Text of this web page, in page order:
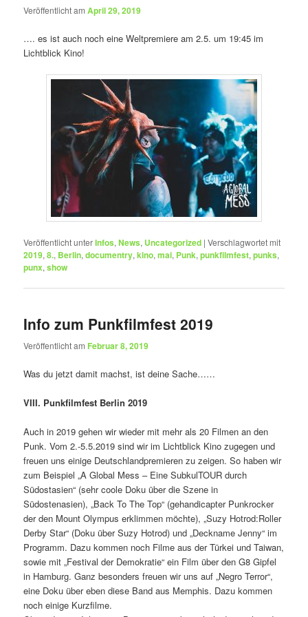
Veröffentlicht amApril 29, 2019
…. es ist auch noch eine Weltpremiere am 2.5. um 19:45 im
Lichtblick Kino!
Veröffentlicht unterInfos,News, Uncategorized |Verschlagwortet mit
2019,8., Berlin,documentry,kino,mai, Punk,punkfilmfest,punks,
punx,show
Info zum Punkfilmfest 2019
Veröffentlicht am Februar 8, 2019
Was du jetzt damit machst, ist deine Sache……
VIII. Punkfilmfest Berlin 2019
Auch in 2019 gehen wir wieder mit mehr als 20 Filmen an den
Punk. Vom 2.-5.5.2019 sind wir im Lichtblick Kino zugegen und
freuen uns einige Deutschlandpremieren zu zeigen. So haben wir
zum Beispiel „A Global Mess – Eine SubkulTOUR durch
Südostasien“ (sehr coole Doku über die Szene in
Südostenasien), „Back To The Top“ (gehandicapter Punkrocker
der den Mount Olympus erklimmen möchte), „Suzy Hotrod:Roller
Derby Star“ (Doku über Suzy Hotrod) und „Deckname Jenny“ im
Programm. Dazu kommen noch Filme aus der Türkei und Taiwan,
sowie mit „Festival der Demokratie“ ein Film über den G8 Gipfel
in Hamburg. Ganz besonders freuen wir uns auf „Negro Terror“,
eine Doku über eben diese Band aus Memphis. Dazu kommen
noch einige Kurzfilme.